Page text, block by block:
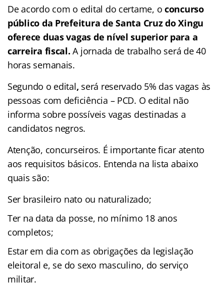
De acordo com o edital do certame, oconcurso
público da Prefeitura de Santa Cruz do Xingu
oferece duas vagas de nível superior para a
carreira fiscal.A jornada de trabalho será de 40
horas semanais.
Segundo o edital, será reservado 5% das vagas às
pessoas com deficiência – PCD. O edital não
informa sobre possíveis vagas destinadas a
candidatos negros.
Atenção, concurseiros. É importante ficar atento
aos requisitos básicos. Entenda na lista abaixo
quais são:
Ser brasileiro nato ou naturalizado;
Ter na data da posse, no mínimo 18 anos
completos;
Estar em dia com as obrigações da legislação
eleitoral e, se do sexo masculino, do serviço
militar.